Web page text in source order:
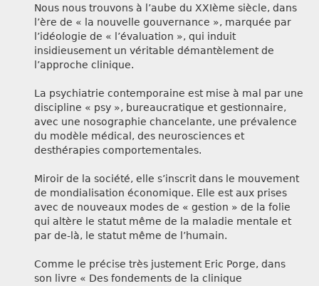
Nous nous trouvons à l’aube du XXIème siècle, dans
l’ère de « la nouvelle gouvernance », marquée par
l’idéologie de « l’évaluation », qui induit
insidieusement un véritable démantèlement de
l’approche clinique.
La psychiatrie contemporaine est mise à mal par une
discipline « psy », bureaucratique et gestionnaire,
avec une nosographie chancelante, une prévalence
du modèle médical, des neurosciences et
desthérapies comportementales.
Miroir de la société, elle s’inscrit dans le mouvement
de mondialisation économique. Elle est aux prises
avec de nouveaux modes de « gestion » de la folie
qui altère le statut même de la maladie mentale et
par de-là, le statut même de l’humain.
Comme le précise très justement Eric Porge, dans
son livre « Des fondements de la clinique